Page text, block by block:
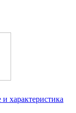
характеристика